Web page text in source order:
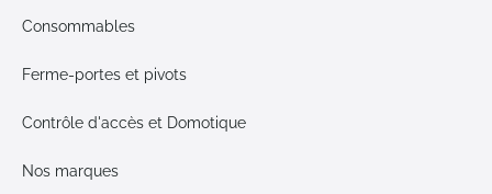
Consommables
Ferme-portes et pivots
Contrôle d'accès et Domotique
Nos marques